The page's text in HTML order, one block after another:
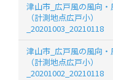
津山市_広戸風の風向・
（計測地点広戸小）
_20201003_20210118
津山市_広戸風の風向・
（計測地点広戸小）
_20201002_20210118